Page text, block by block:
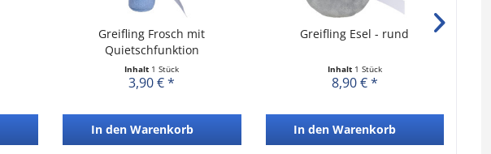
Greifling Frosch mit
Quietschfunktion
Inhalt 1 Stück
3,90 € *
In den Warenkorb
Greifling Esel - rund
Inhalt 1 Stück
8,90 € *
In den Warenkorb